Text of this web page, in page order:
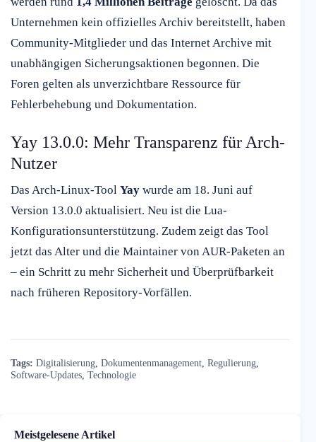
Unternehmen kein offizielles Archiv bereitstellt, haben
Community-Mitglieder und das Internet Archive mit
unabhängigen Sicherungsaktionen begonnen. Die
Foren gelten als unverzichtbare Ressource für
Fehlerbehebung und Dokumentation.
Yay 13.0.0: Mehr Transparenz für Arch-
Nutzer
Das Arch-Linux-Tool Yay wurde am 18. Juni auf
Version 13.0.0 aktualisiert. Neu ist die Lua-
Konfigurationsunterstützung. Zudem zeigt das Tool
jetzt das Alter und die Maintainer von AUR-Paketen an
– ein Schritt zu mehr Sicherheit und Überprüfbarkeit
nach früheren Repository-Vorfällen.
Tags: Digitalisierung Dokumentenmanagement Regulierung
Software-Updates Technologie
Meistgelesene Artikel